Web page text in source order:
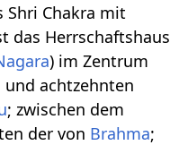
Shri Chakra mit
das Herrschaftshaus
) im Zentrum
achtzehnten
; zwischen dem
der von Brahma;